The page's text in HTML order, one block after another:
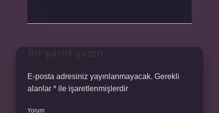
E-posta adresiniz yayınlanmayacak. Gerekli
alanlar * ile işaretlenmişlerdir
Yorum